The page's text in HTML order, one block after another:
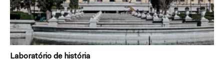
Laboratório de história